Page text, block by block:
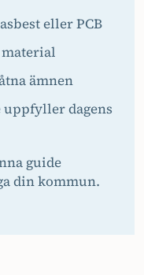
eller PCB
ämnen
dagens
guide
din kommun.